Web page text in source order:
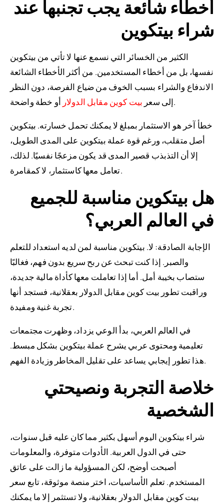
أخطاء شائعة يجب تجنبها عند
شراء بيتكوين
الكثير من الخسائر التي نسمع عنها لا تأتي من بيتكوين
نفسها، بل من أخطاء المستخدمين. من أكثر الأخطاء الشائعة
الاندفاع والشراء بسبب الخوف من ضياع الفرصة، دون النظر
إلى سعر بيت كوين مقابل الدولار أو خطة واضحة.
خطأ آخر هو الاستثمار بمبلغ لا يمكنك تحمل خسارته. بيتكوين
أصل متقلب، ورغم قوة عملة بيتكوين على المدى الطويل،
إلا أن التذبذب قصير المدى قد يكون مزعجًا نفسيًا. لذلك،
تعامل معها كاستثمار، لا كمقامرة.
هل بيتكوين مناسبة للجميع
في العالم العربي؟
الإجابة الصادقة: لا. بيتكوين مناسبة لمن لديه استعداد للتعلم
والصبر. إذا كنت تبحث عن ربح سريع بدون فهم، فغالبًا
ستصاب بخيبة أمل. أما إذا تعاملت معها كأداة مالية جديدة،
وراقبت تطور بيت كوين مقابل الدولار بعقلانية، فستجد أنها
تجربة غنية ومفيدة.
في العالم العربي، بدأ الوعي يزداد، وظهرت مجتمعات
تعليمية ومحتوى عربي يشرح عملة بيتكوين بشكل مبسط.
هذا تطور إيجابي يساعد على تقليل المخاطر وزيادة الفهم.
خلاصة التجربة ونصيحتي
الشخصية
شراء بيتكوين اليوم أسهل بكثير مما كان عليه قبل سنوات،
حتى في الدول العربية. الأدوات متوفرة، والمعلومات
أصبحت أوضح، لكن المسؤولية ما زالت على عاتق
المستخدم. تعلم الأساسيات، اختر منصة موثوقة، تابع سعر
بيت كوين مقابل الدولار بعقلانية، ولا تستثمر إلا ما يمكنك